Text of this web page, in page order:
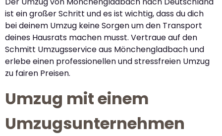
ist ein großer Schritt und es ist wichtig, dass du dich
bei deinem Umzug keine Sorgen um den Transport
deines Hausrats machen musst. Vertraue auf den
Schmitt Umzugsservice aus Mönchengladbach und
erlebe einen professionellen und stressfreien Umzug
zu fairen Preisen.
Umzug mit einem
Umzugsunternehmen